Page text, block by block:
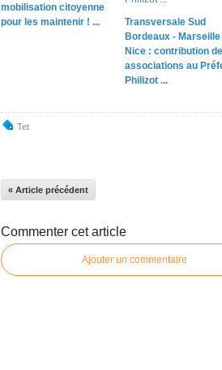
mobilisation citoyenne
pour les maintenir ! ...
Transversale Sud
Bordeaux - Marseille
Nice : contribution
associations au
Philizot ...
Tet
« Article précédent
Commenter cet article
Ajouter un commentaire